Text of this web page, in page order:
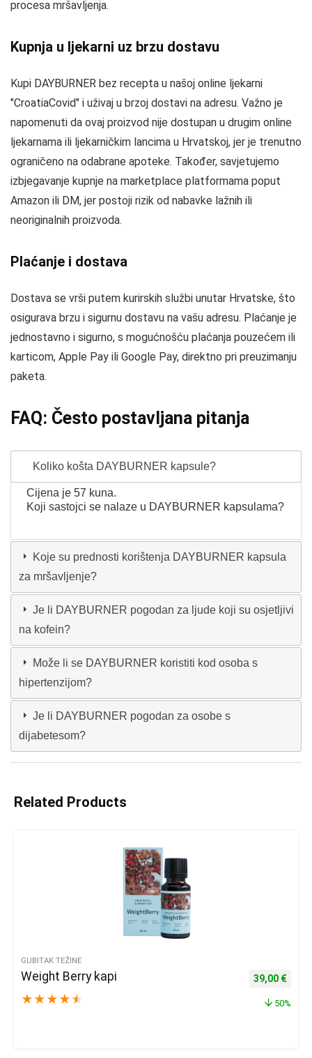
procesa mršavljenja.
Kupnja u ljekarni uz brzu dostavu
Kupi DAYBURNER bez recepta u našoj online ljekarni
"CroatiaCovid" i uživaj u brzoj dostavi na adresu. Važno je
napomenuti da ovaj proizvod nije dostupan u drugim online
ljekarnama ili ljekarničkim lancima u Hrvatskoj, jer je trenutno
ograničeno na odabrane apoteke. Također, savjetujemo
izbjegavanje kupnje na marketplace platformama poput
Amazon ili DM, jer postoji rizik od nabavke lažnih ili
neoriginalnih proizvoda.
Plaćanje i dostava
Dostava se vrši putem kurirskih službi unutar Hrvatske, što
osigurava brzu i sigurnu dostavu na vašu adresu. Plaćanje je
jednostavno i sigurno, s mogućnošću plaćanja pouzećem ili
karticom, Apple Pay ili Google Pay, direktno pri preuzimanju
paketa.
FAQ: Često postavljana pitanja
Koliko košta DAYBURNER kapsule?
Cijena je 57 kuna.
Koji sastojci se nalaze u DAYBURNER kapsulama?
Koje su prednosti korištenja DAYBURNER kapsula
za mršavljenje?
Je li DAYBURNER pogodan za ljude koji su osjetljivi
na kofein?
Može li se DAYBURNER koristiti kod osoba s
hipertenzijom?
Je li DAYBURNER pogodan za osobe s
dijabetesom?
Related Products
GUBITAK TEŽINE
Weight Berry kapi
★ ★ ★ ★ ★
Izvorna
39,00 €
50%